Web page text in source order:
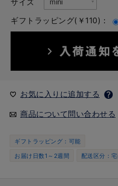
サイズ
ギフトラッピング(￥110)：
お気に入りに追加する
商品について問い合わせる
ギフトラッピング：可能
お届け日数1～2週間
配送区分：